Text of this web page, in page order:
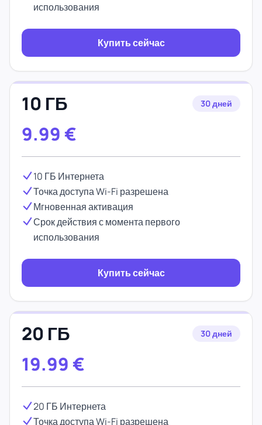
использования
Купить сейчас
10 ГБ 30 дней
9.99 €
10 ГБ Интернета
Точка доступа Wi-Fi разрешена
Мгновенная активация
Срок действия с момента первого
использования
Купить сейчас
20 ГБ 30 дней
19.99 €
20 ГБ Интернета
Точка доступа Wi-Fi разрешена